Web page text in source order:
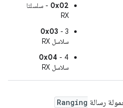
0x02 - سلسلتا
RX
0x03 - 3
سلاسل RX
0x04 - 4
سلاسل RX
رسالة Ranging